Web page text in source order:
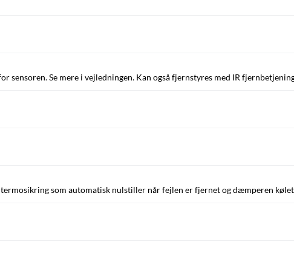
sensoren. Se mere i vejledningen. Kan også fjernstyres med IR
som automatisk nulstiller når fejlen er fjernet og dæmperen